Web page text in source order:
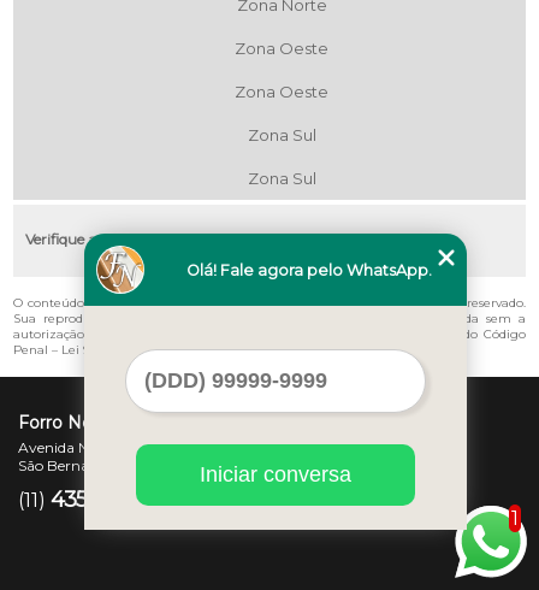
Zona Norte
Zona Oeste
Zona Oeste
Zona Sul
Zona Sul
Verifique as regiões que atendemos
O conteúdo do texto "Empresa de Forro Pvc Colorido Centro" é de direito reservado.
Sua reprodução, parcial ou total, mesmo citando nossos links, é proibida sem a
autorização do autor. Crime de violação de direito autoral – artigo 184 do Código
Penal – Lei 9610/98 - Lei de direitos autorais.
Forro Novo
Avenida Newton Monteiro de Andrade, 45 - Centro
São Bernardo do Campo - SP - CEP: 09725-370
(11) 4357-3007 (11)97207-7347
1
Olá! Fale agora pelo WhatsApp.
Iniciar conversa